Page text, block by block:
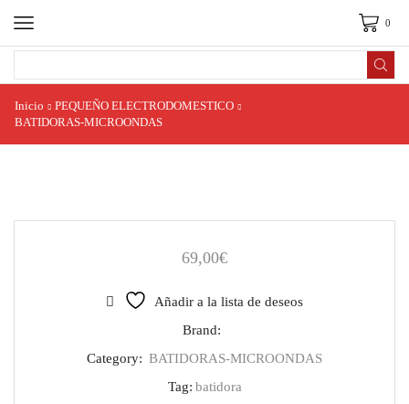
0
Inicio
PEQUEÑO ELECTRODOMESTICO
BATIDORAS-MICROONDAS
69,00€
Añadir a la lista de deseos
Brand:
Category: BATIDORAS-MICROONDAS
Tag: batidora